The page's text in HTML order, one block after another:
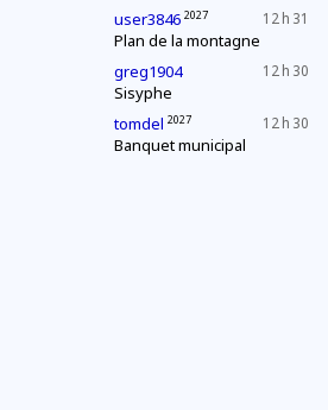
12 h 31
user3846 2027
Plan de la montagne
12 h 30
greg1904
Sisyphe
12 h 30
tomdel 2027
Banquet municipal